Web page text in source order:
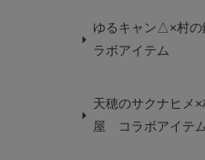
ゆるキャン△×村
ラボアイテム
天穂のサクナヒメ
屋 コラボアイテ